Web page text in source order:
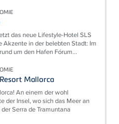
das neue Lifestyle-Hotel SLS
Akzente in der belebten Stadt: Im
um den Hafen Fórum...
Mallorca
An einem der wohl
der Insel, wo sich das Meer an
Serra de Tramuntana